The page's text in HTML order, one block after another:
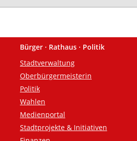
Fußzeile
Bürger · Rathaus · Politik
Stadtverwaltung
Oberbürgermeisterin
Politik
Wahlen
Medienportal
Stadtprojekte & Initiativen